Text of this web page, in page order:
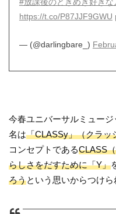
#放課後のときめき好きな
https://t.co/P87JJF9GWU
— (@darlingbare_)
今春ユニバーサルミュー
名は「CLASSy」（クラッ
コンセプトであるCLASS
らしさをだすために「Y」
ろうという思いからつけら